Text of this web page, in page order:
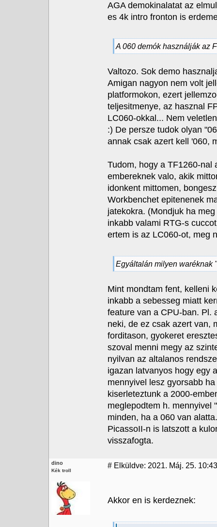
AGA demokinalatat az
es 4k intro fronton is
A 060 demók használják az
Valtozo. Sok demo
Amigan nagyon nem volt
platformokon, ezert
teljesitmenye, az hasznal
LC060-okkal... Nem
:) De persze tudok olyan
annak csak azert kell '060,
Tudom, hogy a TF1260-nal
embereknek valo, akik
idonkent mittomen,
Workbenchet epitenenek
jatekokra. (Mondjuk ha
inkabb valami RTG-s
ertem is az LC060-ot, meg
Egyáltalán milyen waréknak
Mint mondtam fent, kelleni
inkabb a sebesseg miatt
feature van a CPU-ban. Pl.
neki, de ez csak azert van,
forditason, gyokeret
szoval menni megy az
nyilvan az altalanos
igazan latvanyos hogy egy
mennyivel lesz gyorsabb
kiserleteztunk a 2000-
meglepodtem h. mennyivel
minden, ha a 060 van
PicassoII-n is latszott a
visszafogta.
dino
Kék troll
# Elküldve: 2021. Máj. 25.
Akkor en is kerdeznek: